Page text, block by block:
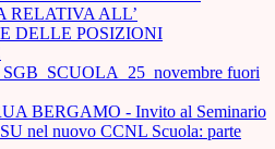
RELATIVA ALL’
DELLE POSIZIONI
fuori
BERGAMO - Invito al Seminario
nel nuovo CCNL Scuola: parte